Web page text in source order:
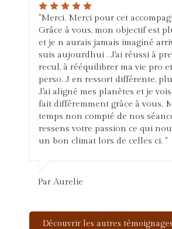
"Merci. Merci pour cet
Grâce à vous, mon objectif est
et je n aurais jamais imaginé
suis aujourdhui . J'ai réussi à
recul, à rééquilibrer ma vie pro
perso. J en ressort différente,
J'ai aligné mes planètes et je
fait différemment grâce à vous.
temps non compté de nos
ressens votre passion ce qui
un bon climat lors de celles ci. "
Par Aurelie
Découvrir les autres témoignages